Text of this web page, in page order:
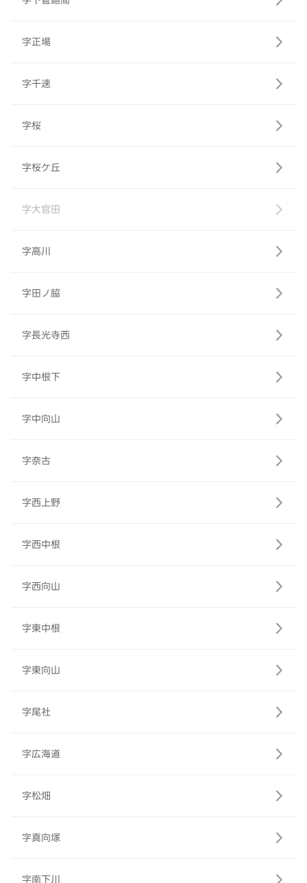
字正場
字千速
字桜
字桜ケ丘
字大官田
字高川
字田ノ脇
字長光寺西
字中根下
字中向山
字奈古
字西上野
字西中根
字西向山
字東中根
字東向山
字尾社
字広海道
字松畑
字真向塚
字南下川